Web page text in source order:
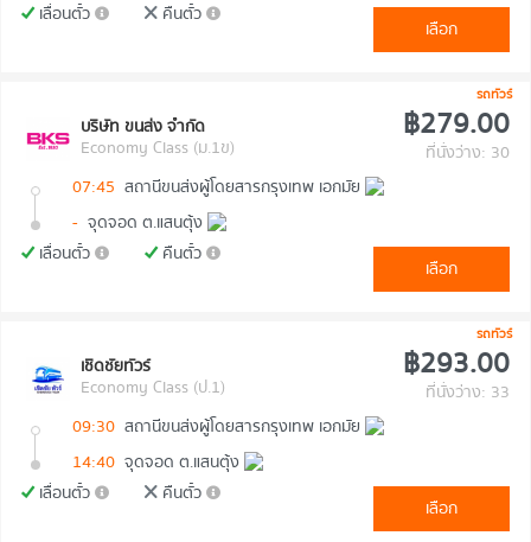
เลื่อนตั๋ว
คืนตั๋ว
เลือก
รถทัวร์
บริษัท ขนส่ง จำกัด
Economy Class (ม.1ข)
฿279.00
ที่นั่งว่าง: 30
07:45 สถานีขนส่งผู้โดยสารกรุงเทพ เอกมัย
- จุดจอด ต.แสนตุ้ง
เลื่อนตั๋ว
คืนตั๋ว
เลือก
รถทัวร์
เชิดชัยทัวร์
Economy Class (ป.1)
฿293.00
ที่นั่งว่าง: 33
09:30 สถานีขนส่งผู้โดยสารกรุงเทพ เอกมัย
14:40 จุดจอด ต.แสนตุ้ง
เลื่อนตั๋ว
คืนตั๋ว
เลือก